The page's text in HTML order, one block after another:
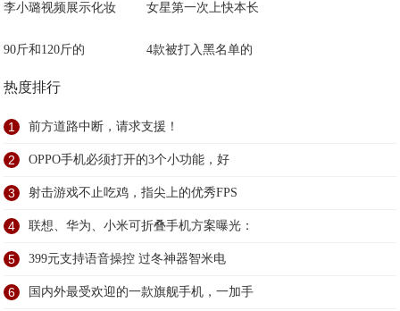
李小璐视频展示化妆 女星第一次上快本长
90斤和120斤的 4款被打入黑名单的
热度排行
1 前方道路中断，请求支援！
2 OPPO手机必须打开的3个小功能，好
3 射击游戏不止吃鸡，指尖上的优秀FPS
4 联想、华为、小米可折叠手机方案曝光：
5 399元支持语音操控 过冬神器智米电
6 国内外最受欢迎的一款旗舰手机，一加手